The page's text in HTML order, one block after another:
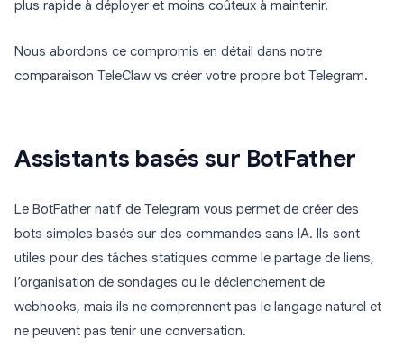
plus rapide à déployer et moins coûteux à maintenir.
Nous abordons ce compromis en détail dans notre
comparaison TeleClaw vs créer votre propre bot Telegram.
Assistants basés sur BotFather
Le BotFather natif de Telegram vous permet de créer des
bots simples basés sur des commandes sans IA. Ils sont
utiles pour des tâches statiques comme le partage de liens,
l’organisation de sondages ou le déclenchement de
webhooks, mais ils ne comprennent pas le langage naturel et
ne peuvent pas tenir une conversation.